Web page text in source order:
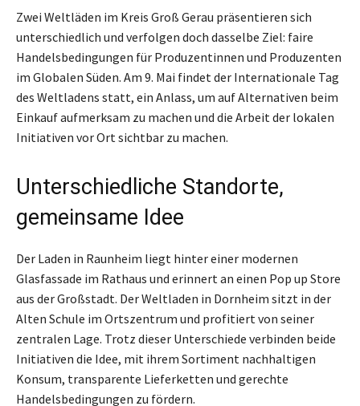
Zwei Weltläden im Kreis Groß Gerau präsentieren sich
unterschiedlich und verfolgen doch dasselbe Ziel: faire
Handelsbedingungen für Produzentinnen und Produzenten
im Globalen Süden. Am 9. Mai findet der Internationale Tag
des Weltladens statt, ein Anlass, um auf Alternativen beim
Einkauf aufmerksam zu machen und die Arbeit der lokalen
Initiativen vor Ort sichtbar zu machen.
Unterschiedliche Standorte,
gemeinsame Idee
Der Laden in Raunheim liegt hinter einer modernen
Glasfassade im Rathaus und erinnert an einen Pop up Store
aus der Großstadt. Der Weltladen in Dornheim sitzt in der
Alten Schule im Ortszentrum und profitiert von seiner
zentralen Lage. Trotz dieser Unterschiede verbinden beide
Initiativen die Idee, mit ihrem Sortiment nachhaltigen
Konsum, transparente Lieferketten und gerechte
Handelsbedingungen zu fördern.